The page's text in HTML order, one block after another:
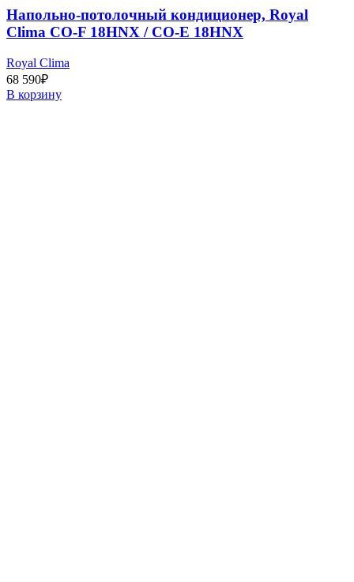
Напольно-потолочный кондиционер, Royal
Clima CO-F 18HNX / CO-E 18HNX
Royal Clima
68 590₽
В корзину